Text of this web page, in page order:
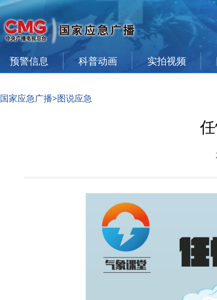
预警信息 科普动画 实拍视频
国家应急广播>图说应急